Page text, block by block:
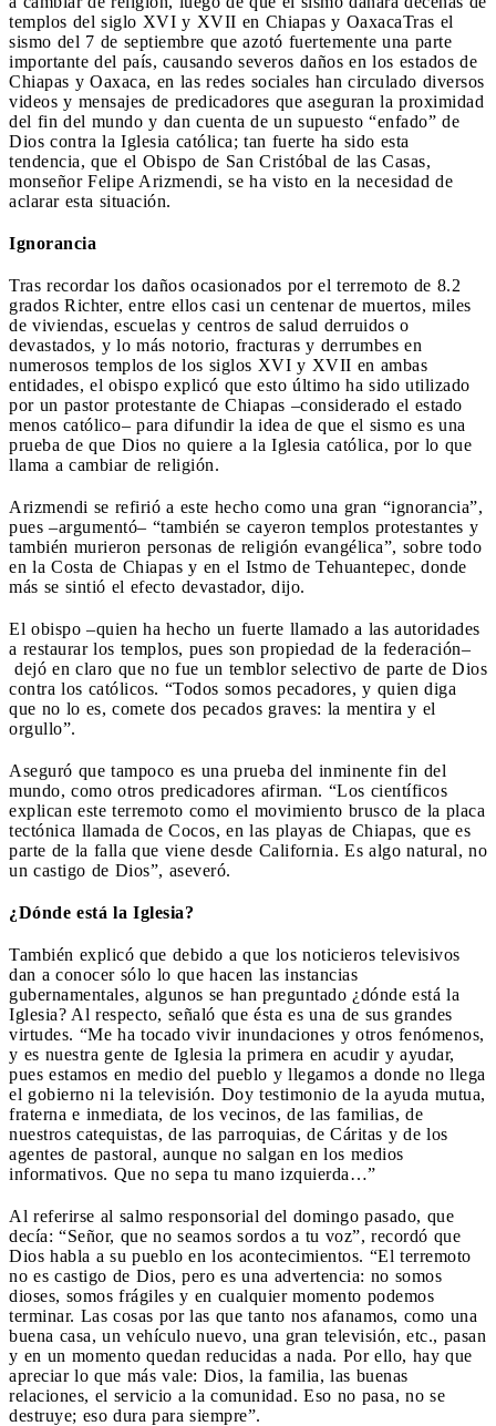
templos del siglo XVI y XVII en Chiapas y OaxacaTras el
sismo del 7 de septiembre que azotó fuertemente una parte
importante del país, causando severos daños en los estados de
Chiapas y Oaxaca, en las redes sociales han circulado diversos
videos y mensajes de predicadores que aseguran la proximidad
del fin del mundo y dan cuenta de un supuesto “enfado” de
Dios contra la Iglesia católica; tan fuerte ha sido esta
tendencia, que el Obispo de San Cristóbal de las Casas,
monseñor Felipe Arizmendi, se ha visto en la necesidad de
aclarar esta situación.
Ignorancia
Tras recordar los daños ocasionados por el terremoto de 8.2
grados Richter, entre ellos casi un centenar de muertos, miles
de viviendas, escuelas y centros de salud derruidos o
devastados, y lo más notorio, fracturas y derrumbes en
numerosos templos de los siglos XVI y XVII en ambas
entidades, el obispo explicó que esto último ha sido utilizado
por un pastor protestante de Chiapas –considerado el estado
menos católico– para difundir la idea de que el sismo es una
prueba de que Dios no quiere a la Iglesia católica, por lo que
llama a cambiar de religión.
Arizmendi se refirió a este hecho como una gran “ignorancia”,
pues –argumentó– “también se cayeron templos protestantes y
también murieron personas de religión evangélica”, sobre todo
en la Costa de Chiapas y en el Istmo de Tehuantepec, donde
más se sintió el efecto devastador, dijo.
El obispo –quien ha hecho un fuerte llamado a las autoridades
a restaurar los templos, pues son propiedad de la federación–
dejó en claro que no fue un temblor selectivo de parte de Dios
contra los católicos. “Todos somos pecadores, y quien diga
que no lo es, comete dos pecados graves: la mentira y el
orgullo”.
Aseguró que tampoco es una prueba del inminente fin del
mundo, como otros predicadores afirman. “Los científicos
explican este terremoto como el movimiento brusco de la placa
tectónica llamada de Cocos, en las playas de Chiapas, que es
parte de la falla que viene desde California. Es algo natural, no
un castigo de Dios”, aseveró.
¿Dónde está la Iglesia?
También explicó que debido a que los noticieros televisivos
dan a conocer sólo lo que hacen las instancias
gubernamentales, algunos se han preguntado ¿dónde está la
Iglesia? Al respecto, señaló que ésta es una de sus grandes
virtudes. “Me ha tocado vivir inundaciones y otros fenómenos,
y es nuestra gente de Iglesia la primera en acudir y ayudar,
pues estamos en medio del pueblo y llegamos a donde no llega
el gobierno ni la televisión. Doy testimonio de la ayuda mutua,
fraterna e inmediata, de los vecinos, de las familias, de
nuestros catequistas, de las parroquias, de Cáritas y de los
agentes de pastoral, aunque no salgan en los medios
informativos. Que no sepa tu mano izquierda…”
Al referirse al salmo responsorial del domingo pasado, que
decía: “Señor, que no seamos sordos a tu voz”, recordó que
Dios habla a su pueblo en los acontecimientos. “El terremoto
no es castigo de Dios, pero es una advertencia: no somos
dioses, somos frágiles y en cualquier momento podemos
terminar. Las cosas por las que tanto nos afanamos, como una
buena casa, un vehículo nuevo, una gran televisión, etc., pasan
y en un momento quedan reducidas a nada. Por ello, hay que
apreciar lo que más vale: Dios, la familia, las buenas
relaciones, el servicio a la comunidad. Eso no pasa, no se
destruye; eso dura para siempre”.